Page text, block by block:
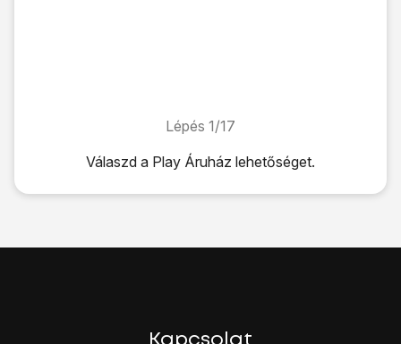
Lépés 1/17
Lépés 1/17Válaszd a Play Áruház lehetőséget.
Válaszd aPlay Áruházlehetőséget.
a kívánt alkalmazásra.
Kapcsolat